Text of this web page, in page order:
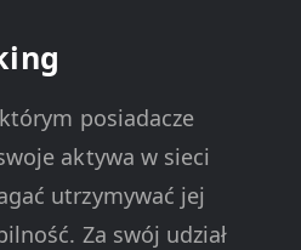
posiadacze
aktywa w sieci
utrzymywać jej
Za swój udział